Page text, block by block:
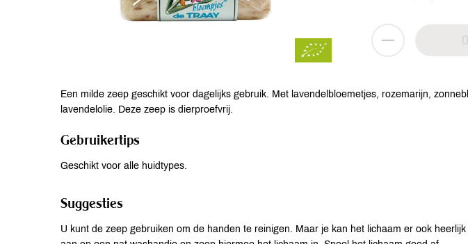
Een milde zeep geschikt voor dagelijks gebruik. Met lavendelbloemetjes, rozemarijn,
lavendelolie. Deze zeep is dierproefvrij.
Gebruikertips
Geschikt voor alle huidtypes.
Suggesties
U kunt de zeep gebruiken om de handen te reinigen. Maar je kan het lichaam er ook